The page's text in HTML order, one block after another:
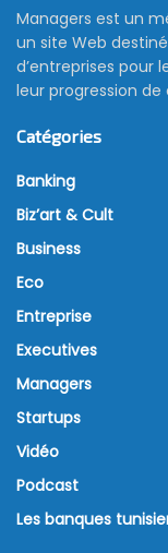
Managers est un
un site Web
d’entreprises pour
leur progression de
Catégories
Banking
Biz’art & Cult
Business
Eco
Entreprise
Executives
Managers
Startups
Vidéo
Podcast
Les banques